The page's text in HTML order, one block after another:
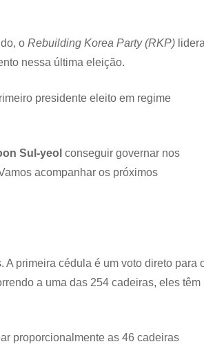
o Rebuilding Korea Party (RKP)
nessa última eleição.
presidente eleito em regime
Sul-yeol conseguir governar nos
acompanhar os próximos
primeira cédula é um voto direto para
a uma das 254 cadeiras, eles têm
proporcionalmente as 46 cadeiras